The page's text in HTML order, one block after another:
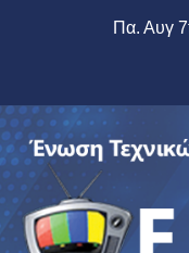
Πα. Αυγ